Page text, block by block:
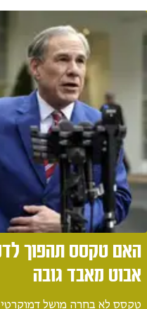
האם טקסס תהפוך
אבוט מאבד גובה